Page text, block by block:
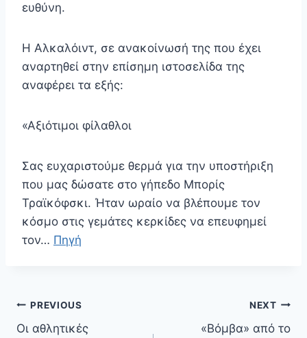
ευθύνη.
Η Αλκαλόιντ, σε ανακοίνωσή της που έχει
αναρτηθεί στην επίσημη ιστοσελίδα της
αναφέρει τα εξής:
«Αξιότιμοι φίλαθλοι
Σας ευχαριστούμε θερμά για την υποστήριξη
που μας δώσατε στο γήπεδο Μπορίς
Τραϊκόφσκι. Ήταν ωραίο να βλέπουμε τον
κόσμο στις γεμάτες κερκίδες να επευφημεί
τον… Πηγή
Πλοήγηση
άρθρων
PREVIOUS
Οι αθλητικές
NEXT
«Βόμβα» από το